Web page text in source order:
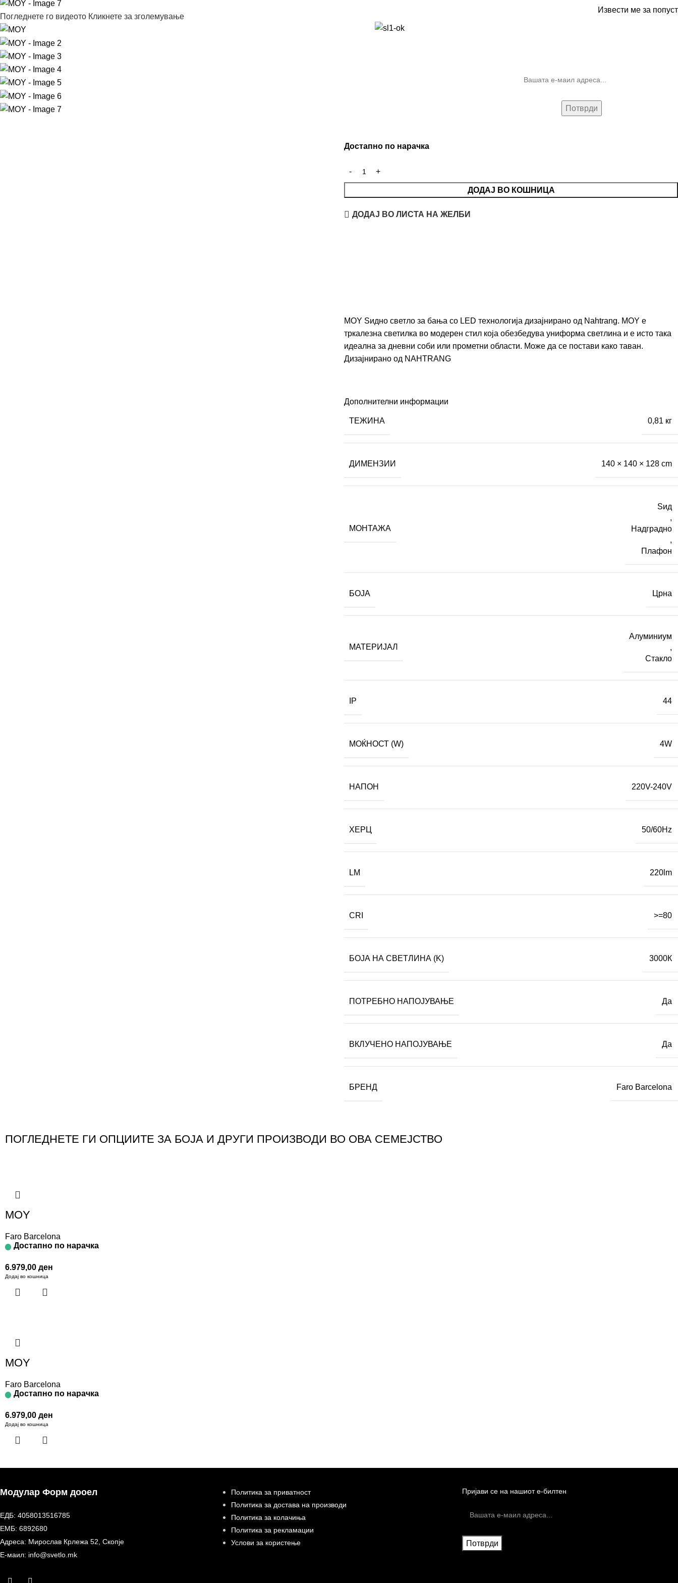
Погледнете го видеото Кликнете за зголемување
Извести ме за попуст
Достапно по нарачка
ДОДАЈ ВО КОШНИЦА
ДОДАЈ ВО ЛИСТА НА ЖЕЛБИ
MOY Ѕидно светло за бања со LED технологија дизајнирано од Nahtrang. MOY е
тркалезна светилка во модерен стил која обезбедува униформа светлина и е исто така
идеална за дневни соби или прометни области. Може да се постави како таван.
Дизајнирано од NAHTRANG
Дополнителни информации
ТЕЖИНА 0,81 кг
ДИМЕНЗИИ 140 × 140 × 128 cm
МОНТАЖА
Ѕид
,
Надградно
,
Плафон
БОЈА Црна
МАТЕРИЈАЛ
Алуминиум
,
Стакло
IP 44
МОЌНОСТ (W) 4W
НАПОН 220V-240V
ХЕРЦ 50/60Hz
LM 220lm
CRI >=80
БОЈА НА СВЕТЛИНА (K) 3000К
ПОТРЕБНО НАПОЈУВАЊЕ Да
ВКЛУЧЕНО НАПОЈУВАЊЕ Да
БРЕНД Faro Barcelona
ПОГЛЕДНЕТЕ ГИ ОПЦИИТЕ ЗА БОЈА И ДРУГИ ПРОИЗВОДИ ВО ОВА СЕМЕЈСТВО
MOY
Faro Barcelona
Достапно по нарачка
6.979,00 ден
Додај во кошница
MOY
Faro Barcelona
Достапно по нарачка
6.979,00 ден
Додај во кошница
Модулар Форм дооел
ЕДБ: 4058013516785
ЕМБ: 6892680
Адреса: Мирослав Крлежа 52, Скопје
Е-маил: info@svetlo.mk
Политика за приватност
Политика за достава на производи
Политика за колачиња
Политика за рекламации
Услови за користење
Пријави се на нашиот е-билтен